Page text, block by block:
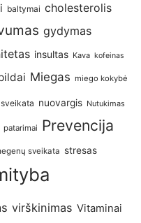
baltymai cholesterolis
gydymas
insultas Kava kofeinas
Miegas miego kokybė
nuovargis Nutukimas
patarimai Prevencija
sveikata stresas
virškinimas Vitaminai